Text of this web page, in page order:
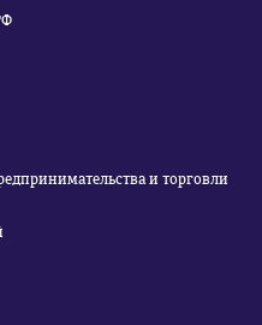
и торговли